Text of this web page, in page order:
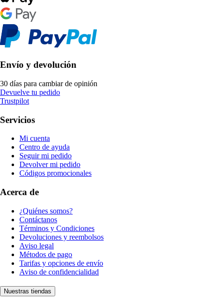
Envío y devolución
30 días para cambiar de opinión
Devuelve tu pedido
Trustpilot
Servicios
Mi cuenta
Centro de ayuda
Seguir mi pedido
Devolver mi pedido
Códigos promocionales
Acerca de
¿Quiénes somos?
Contáctanos
Términos y Condiciones
Devoluciones y reembolsos
Aviso legal
Métodos de pago
Tarifas y opciones de envío
Aviso de confidencialidad
Nuestras tiendas